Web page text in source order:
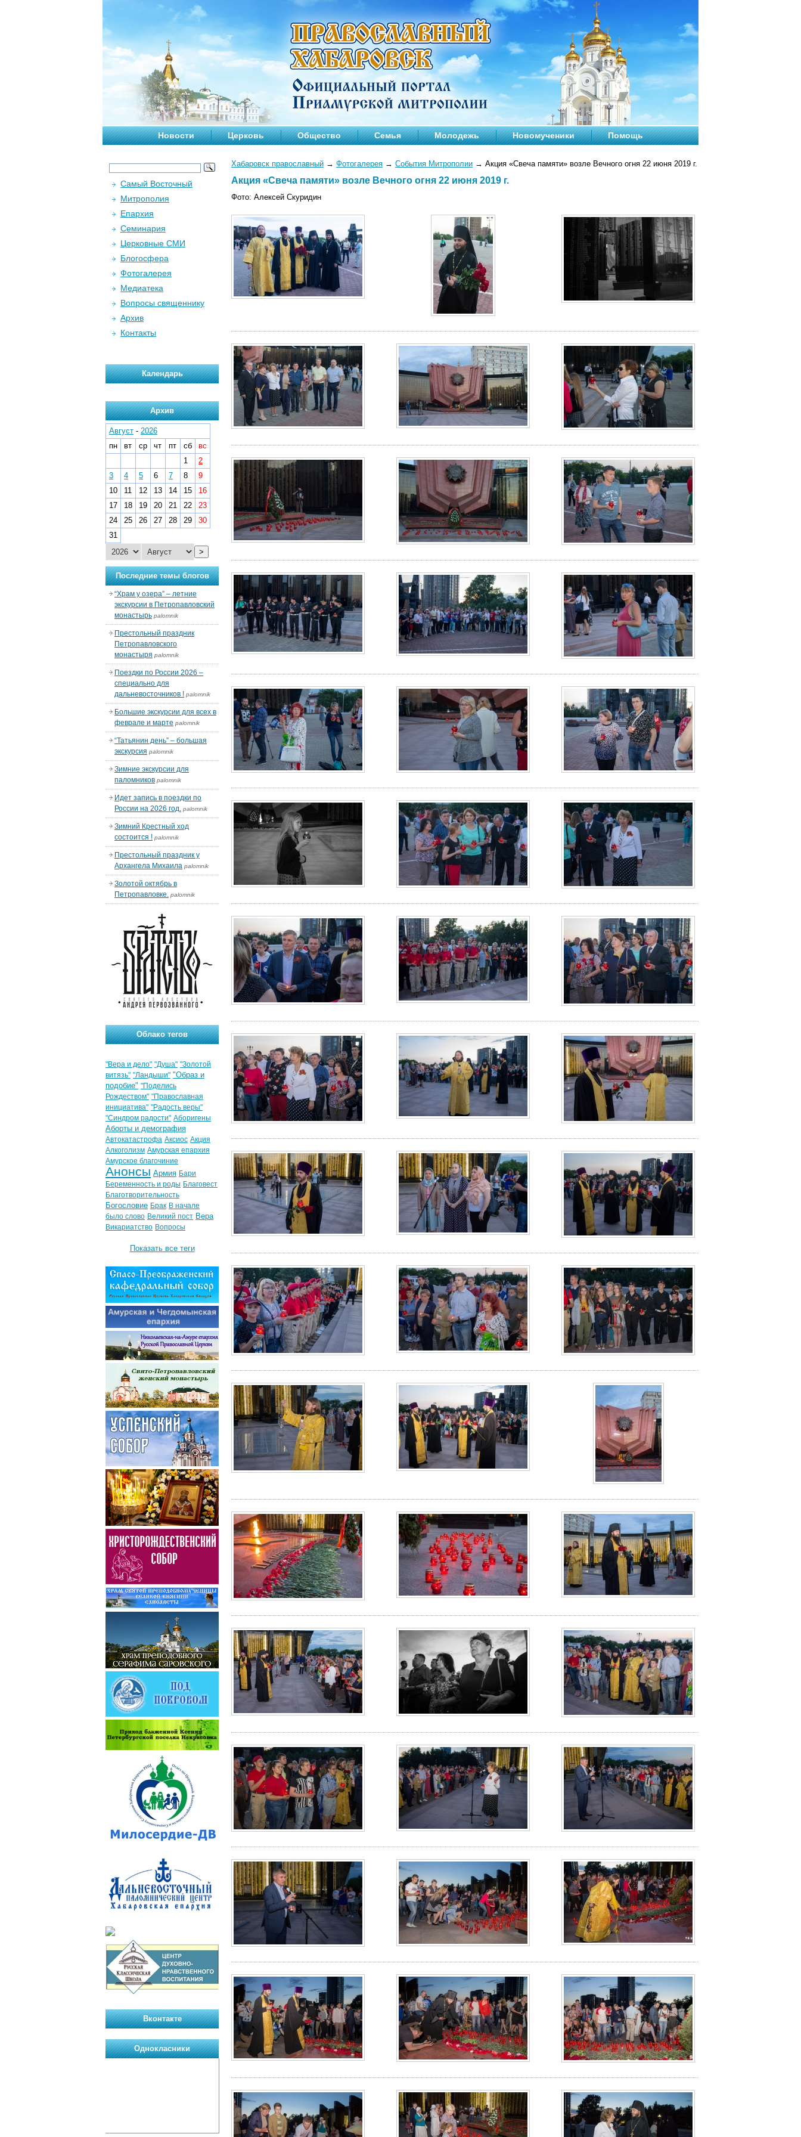
Новости Церковь Общество Семья Молодежь Новомученики Помощь
Хабаровск православный → Фотогалерея → События Митрополии → Акция «Свеча памяти» возле Вечного огня 22 июня 2019 г.
Акция «Свеча памяти» возле Вечного огня 22 июня 2019 г.
Фото: Алексей Скуридин
Самый Восточный
Митрополия
Епархия
Семинария
Церковные СМИ
Блогосфера
Фотогалерея
Медиатека
Вопросы священнику
Архив
Контакты
Календарь
Архив
Август - 2026
пн
вт ср чт пт сб
вс
1
2
3
4 5 6 7 8
9
10
11 12 13 14 15
16
17
18 19 20 21 22
23
24
25 26 27 28 29
30
31
>
Последние темы блогов
“Храм у озера” – летние
экскурсии в Петропавловский
монастырь palomnik
Престольный праздник
Петропавловского
монастыря palomnik
Поездки по России 2026 –
специально для
дальневосточников ! palomnik
Большие экскурсии для всех в
феврале и марте palomnik
“Татьянин день” – большая
экскурсия palomnik
Зимние экскурсии для
паломников palomnik
Идет запись в поездки по
России на 2026 год. palomnik
Зимний Крестный ход
состоится ! palomnik
Престольный праздник у
Архангела Михаила palomnik
Золотой октябрь в
Петропавловке. palomnik
Облако тегов
"Вера и дело" "Душа" "Золотой
витязь" "Ландыши" "Образ и
подобие" "Поделись
Рождеством" "Православная
инициатива" "Радость веры"
"Синдром радости" Аборигены
Аборты и демография
Автокатастрофа Аксиос Акция
Алкоголизм Амурская епархия
Амурское благочиние
Анонсы Армия Бари
Беременность и роды Благовест
Благотворительность
Богословие Брак В начале
было слово Великий пост Вера
Викариатство Вопросы
Показать все теги
Вконтакте
Однокласники